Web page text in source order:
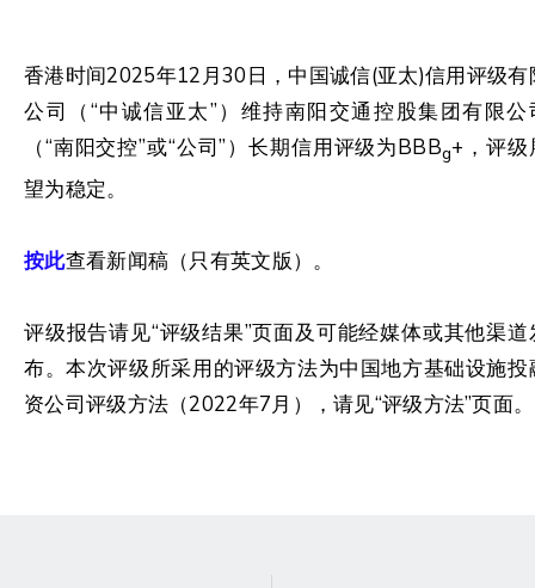
香港时间2025年12月30日，中国诚信(亚太)信用评级有
公司（“中诚信亚太”）维持南阳交通控股集团有限公
（“南阳交控”或“公司”）长期信用评级为BBBg+，评级
望为稳定。
按此查看新闻稿（只有英文版）。
评级报告请见“评级结果”页面及可能经媒体或其他渠道
布。本次评级所采用的评级方法为中国地方基础设施投
资公司评级方法（2022年7月），请见“评级方法”页面。